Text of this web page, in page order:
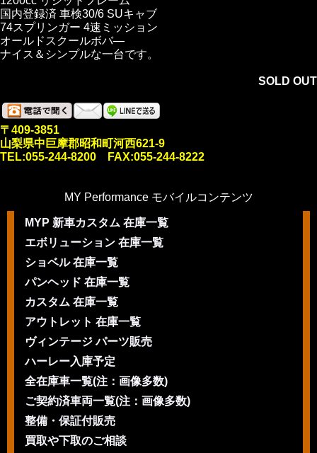
国内登録済 車検30/6 SUキャブ
74スプリンガー 4速ミッション
オールドスクールボバ―
ナイス＆シンプルな一台です。
SOLD OUT
〒409-3851
山梨県中巨摩郡昭和町河西621-9
TEL:055-244-8200 FAX:055-244-8222
MY Performance モバイルコンテンツ
MYP 新車カスタム 在庫一覧
エボリューション 在庫一覧
ショベル 在庫一覧
パンヘッド 在庫一覧
カスタム 在庫一覧
アウトレット 在庫一覧
ヴィンテージ パーツ販売
ハーレー入庫予定
全在庫車一覧(注：画像多数)
ご契約済車両一覧(注：画像多数)
整備・保証付販売
買取や下取のご相談